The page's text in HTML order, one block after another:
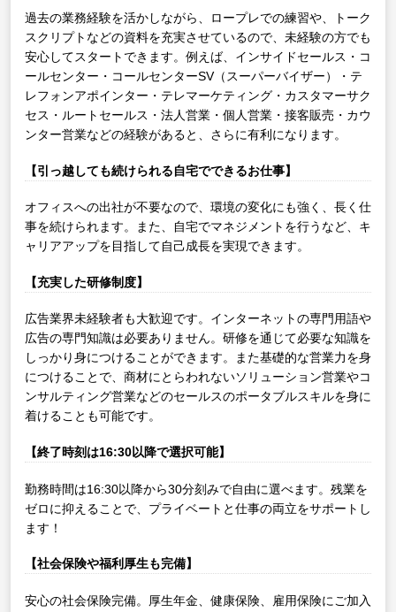
過去の業務経験を活かしながら、ロープレでの練習や、トーク
スクリプトなどの資料を充実させているので、未経験の方でも
安心してスタートできます。例えば、インサイドセールス・コ
ールセンター・コールセンターSV（スーパーバイザー）・テ
レフォンアポインター・テレマーケティング・カスタマーサク
セス・ルートセールス・法人営業・個人営業・接客販売・カウ
ンター営業などの経験があると、さらに有利になります。
【引っ越しても続けられる自宅でできるお仕事】
オフィスへの出社が不要なので、環境の変化にも強く、長く仕
事を続けられます。また、自宅でマネジメントを行うなど、キ
ャリアアップを目指して自己成長を実現できます。
【充実した研修制度】
広告業界未経験者も大歓迎です。インターネットの専門用語や
広告の専門知識は必要ありません。研修を通じて必要な知識を
しっかり身につけることができます。また基礎的な営業力を身
につけることで、商材にとらわれないソリューション営業やコ
ンサルティング営業などのセールスのポータブルスキルを身に
着けることも可能です。
【終了時刻は16:30以降で選択可能】
勤務時間は16:30以降から30分刻みで自由に選べます。残業を
ゼロに抑えることで、プライベートと仕事の両立をサポートし
ます！
【社会保険や福利厚生も完備】
安心の社会保険完備。厚生年金、健康保険、雇用保険にご加入